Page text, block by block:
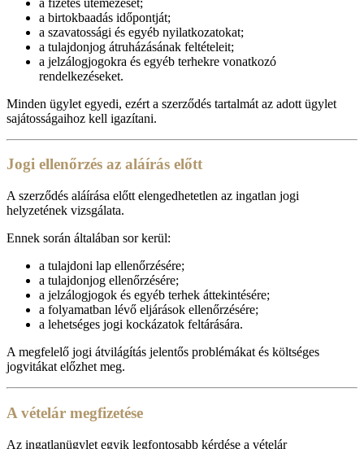
a birtokbaadás időpontját;
a szavatossági és egyéb nyilatkozatokat;
a tulajdonjog átruházásának feltételeit;
a jelzálogjogokra és egyéb terhekre vonatkozó
rendelkezéseket.
Minden ügylet egyedi, ezért a szerződés tartalmát az adott ügylet
sajátosságaihoz kell igazítani.
Jogi ellenőrzés az aláírás előtt
A szerződés aláírása előtt elengedhetetlen az ingatlan jogi
helyzetének vizsgálata.
Ennek során általában sor kerül:
a tulajdoni lap ellenőrzésére;
a tulajdonjog ellenőrzésére;
a jelzálogjogok és egyéb terhek áttekintésére;
a folyamatban lévő eljárások ellenőrzésére;
a lehetséges jogi kockázatok feltárására.
A megfelelő jogi átvilágítás jelentős problémákat és költséges
jogvitákat előzhet meg.
A vételár megfizetése
Az ingatlanügylet egyik legfontosabb kérdése a vételár